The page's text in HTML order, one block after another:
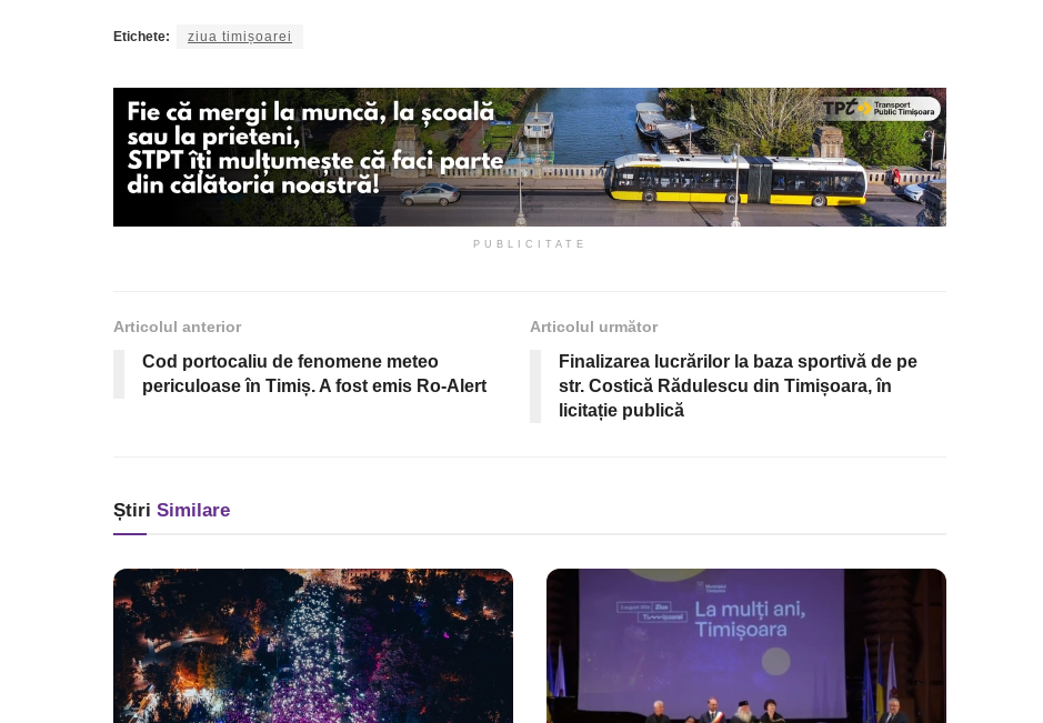
Etichete: ziua timișoarei
PUBLICITATE
Articolul anterior
Cod portocaliu de fenomene meteo
periculoase în Timiș. A fost emis Ro-Alert
Articolul următor
Finalizarea lucrărilor la baza sportivă de pe
str. Costică Rădulescu din Timișoara, în
licitație publică
Știri Similare